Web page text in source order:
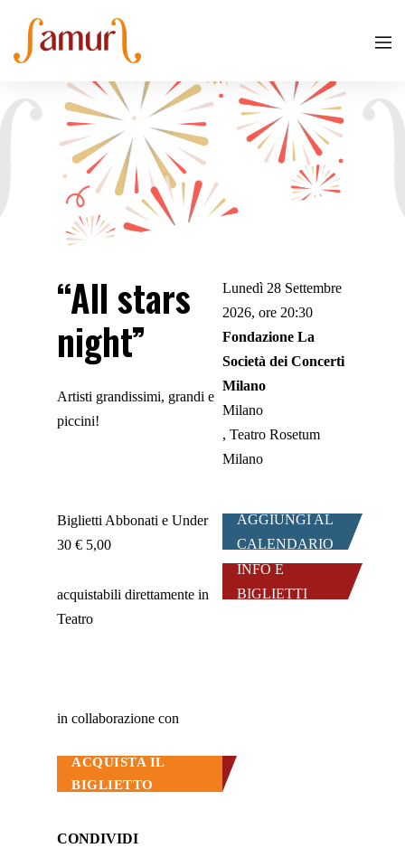
“All stars
night”
Artisti grandissimi, grandi e
piccini!
Biglietti Abbonati e Under
30 € 5,00
acquistabili direttamente in
Teatro
in collaborazione con
ACQUISTA IL
BIGLIETTO
CONDIVIDI
Lunedì 28 Settembre
2026, ore 20:30
Fondazione La
Società dei Concerti
Milano
Milano
Teatro Rosetum
Milano
AGGIUNGI AL
CALENDARIO
INFO E
BIGLIETTI